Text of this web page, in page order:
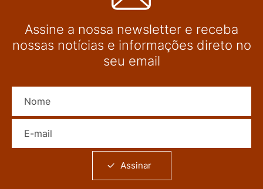
Assine a nossa newsletter e receba
nossas notícias e informações direto no
seu email
Assinar